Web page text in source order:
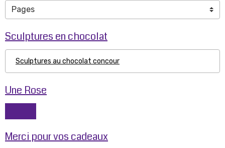
Sculptures en chocolat
Sculptures au chocolat concour
Une Rose
Merci pour vos cadeaux